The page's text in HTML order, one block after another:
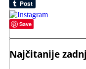
Save
Najčitanije